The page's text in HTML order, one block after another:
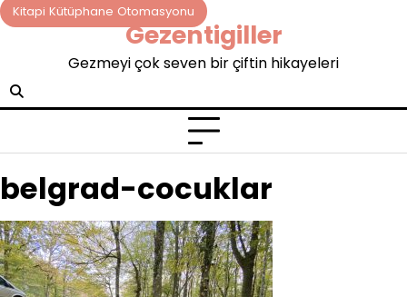
Skip
to
Kitapi Kütüphane Otomasyonu
Gezentigiller
Gezmeyi çok seven bir çiftin hikayeleri
belgrad-cocuklar